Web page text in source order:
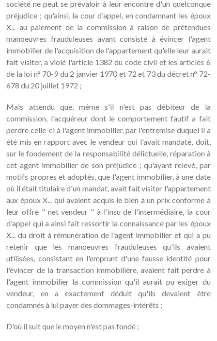
société ne peut se prévaloir à leur encontre d'un quelconque
préjudice ; qu'ainsi, la cour d'appel, en condamnant les époux
X... au paiement de la commission à raison de prétendues
manoeuvres frauduleuses ayant consisté à évincer l'agent
immobilier de l'acquisition de l'appartement qu'elle leur aurait
fait visiter, a violé l'article 1382 du code civil et les articles 6
de la loi n° 70-9 du 2 janvier 1970 et 72 et 73 du décret n° 72-
678 du 20 juillet 1972 ;
Mais attendu que, même s'il n'est pas débiteur de la
commission, l'acquéreur dont le comportement fautif a fait
perdre celle-ci à l'agent immobilier, par l'entremise duquel il a
été mis en rapport avec le vendeur qui l'avait mandaté, doit,
sur le fondement de la responsabilité délictuelle, réparation à
cet agent immobilier de son préjudice ; qu'ayant relevé, par
motifs propres et adoptés, que l'agent immobilier, à une date
où il était titulaire d'un mandat, avait fait visiter l'appartement
aux époux X... qui avaient acquis le bien à un prix conforme à
leur offre " net vendeur " à l'insu de l'intermédiaire, la cour
d'appel qui a ainsi fait ressortir la connaissance par les époux
X... du droit à rémunération de l'agent immobilier et qui a pu
retenir que les manoeuvres frauduleuses qu'ils avaient
utilisées, consistant en l'emprunt d'une fausse identité pour
l'évincer de la transaction immobilière, avaient fait perdre à
l'agent immobilier la commission qu'il aurait pu exiger du
vendeur, en a exactement déduit qu'ils devaient être
condamnés à lui payer des dommages-intérêts ;
D'où il suit que le moyen n'est pas fondé ;